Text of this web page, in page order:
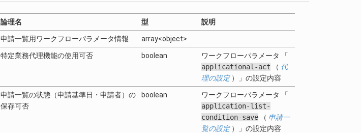
論理名 型 説明
申請一覧用ワークフローパラメータ情報 array<object>
特定業務代理機能の使用可否 boolean
ワークフローパラメータ 「
applicational-act （ 代
理の設定）」の設定内容
申請一覧の状態（申請基準日・申請者）の
保存可否
boolean
ワークフローパラメータ 「
application-list-
condition-save （ 申請一
覧の設定）」の設定内容